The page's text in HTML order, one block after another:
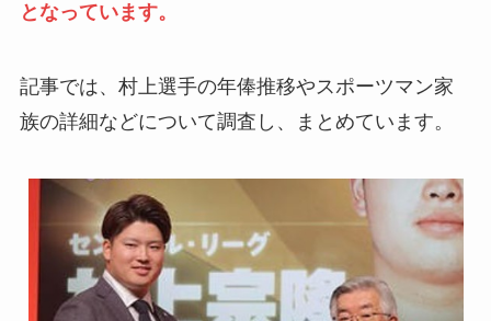
となっています。
記事では、村上選手の年俸推移やスポーツマン家
族の詳細などについて調査し、まとめています。